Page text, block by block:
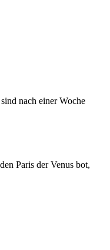
nach einer Woche
Paris der Venus bot,